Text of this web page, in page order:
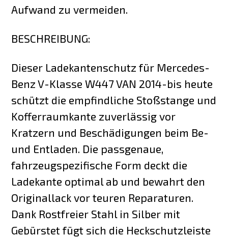
Aufwand zu vermeiden.
BESCHREIBUNG:
Dieser Ladekantenschutz für Mercedes-
Benz V-Klasse W447 VAN 2014-bis heute
schützt die empfindliche Stoßstange und
Kofferraumkante zuverlässig vor
Kratzern und Beschädigungen beim Be-
und Entladen. Die passgenaue,
fahrzeugspezifische Form deckt die
Ladekante optimal ab und bewahrt den
Originallack vor teuren Reparaturen.
Dank Rostfreier Stahl in Silber mit
Gebürstet fügt sich die Heckschutzleiste